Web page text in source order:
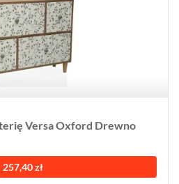
Versa Oxford Drewno
257,40 zł